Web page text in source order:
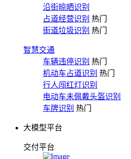
沿街晾晒识别
占道经营识别 热门
街道垃圾识别 热门
智慧交通
车辆违停识别 热门
机动车占道识别 热门
行人闯红灯识别
电动车未佩戴头盔识别
车牌识别 热门
大模型平台
交付平台